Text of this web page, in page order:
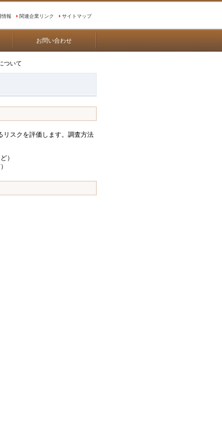
情報 関連企業リンク サイトマップ
お問い合わせ
ついて
リスクを評価します。調査方法
）